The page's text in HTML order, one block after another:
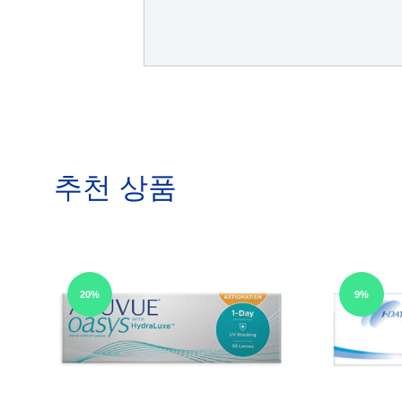
추천 상품
20% 9%